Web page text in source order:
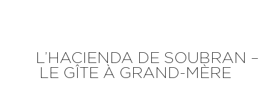
L’HACIENDA DE SOUBRAN –
LE GÎTE À GRAND-MÈRE